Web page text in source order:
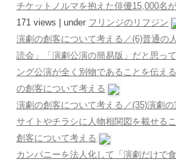
チケットノルマを抱えた俳優15,000名
171 views
under フリンジのリフジン
演劇の創客について考える／(6)普通の
読会」「演劇公演の簡易版」だと思っ
ング公演が全く別物であることを伝え
の創客について考える
演劇の創客について考える／(35)演劇の
サイトやチラシに人物相関図を載せる
創客について考える
カンパニーを法人化して「演劇だけで